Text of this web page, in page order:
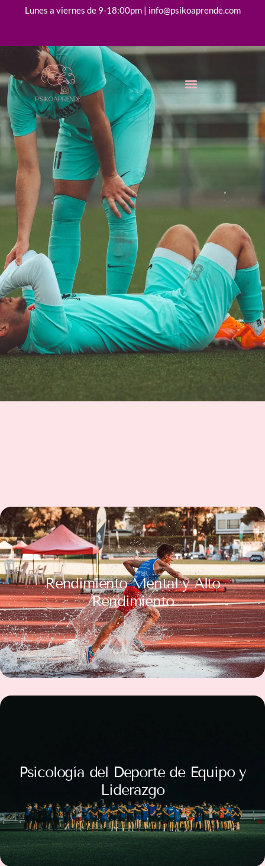
Lunes a viernes de 9-18:00pm | info@psikoaprende.com
Rendimiento Mental y Alto
Rendimiento
Psicología del Deporte de Equipo y
Liderazgo